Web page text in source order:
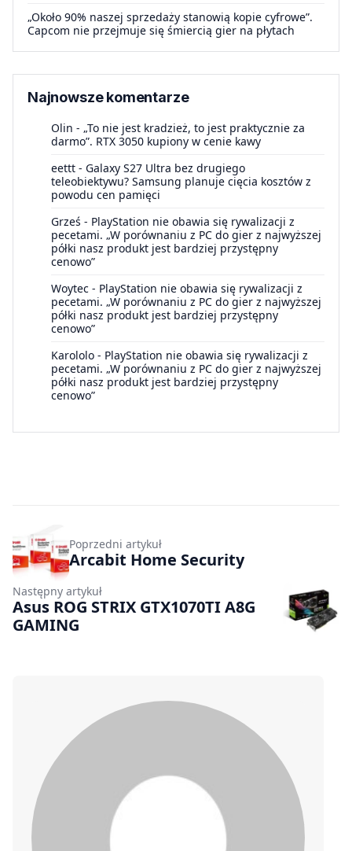
„Około 90% naszej sprzedaży stanowią kopie cyfrowe”.
Capcom nie przejmuje się śmiercią gier na płytach
Najnowsze komentarze
Olin - „To nie jest kradzież, to jest praktycznie za
darmo”. RTX 3050 kupiony w cenie kawy
eettt - Galaxy S27 Ultra bez drugiego
teleobiektywu? Samsung planuje cięcia kosztów z
powodu cen pamięci
Grześ - PlayStation nie obawia się rywalizacji z
pecetami. „W porównaniu z PC do gier z najwyższej
półki nasz produkt jest bardziej przystępny
cenowo”
Woytec - PlayStation nie obawia się rywalizacji z
pecetami. „W porównaniu z PC do gier z najwyższej
półki nasz produkt jest bardziej przystępny
cenowo”
Karololo - PlayStation nie obawia się rywalizacji z
pecetami. „W porównaniu z PC do gier z najwyższej
półki nasz produkt jest bardziej przystępny
cenowo”
Poprzedni artykuł
Arcabit Home Security
Następny artykuł
Asus ROG STRIX GTX1070TI A8G
GAMING